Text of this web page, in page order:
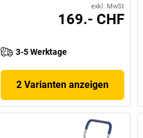
exkl. MwSt
169.- CHF
3-5 Werktage
2 Varianten anzeigen